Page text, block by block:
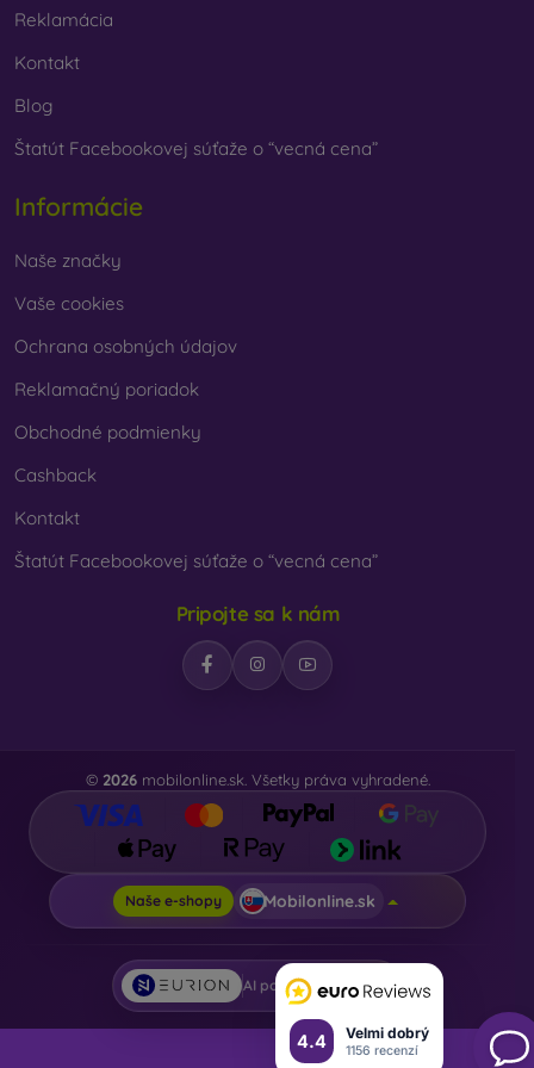
4.4 Velmi dobrý
1156 recenzí
Reklamácia
Kontakt
Blog
Štatút Facebookovej súťaže o “vecná cena”
Informácie
Naše značky
Vaše cookies
Ochrana osobných údajov
Reklamačný poriadok
Obchodné podmienky
Cashback
Kontakt
Štatút Facebookovej súťaže o “vecná cena”
Pripojte sa k nám
© 2026mobilonline.sk. Všetky práva vyhradené.
Naše e-shopy Mobilonline.sk
AI powered byEurion